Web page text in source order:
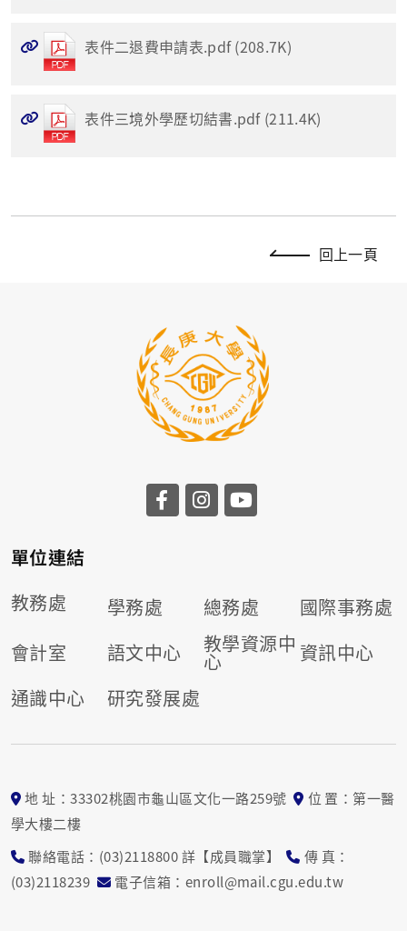
表件二退費申請表.pdf (208.7K)
表件三境外學歷切結書.pdf (211.4K)
回上一頁
前往長庚大學facebook
前往長庚大學
單位連結
教務處
學務處 總務處
國際事務處
會計室
語文中心 教學資源中
心
資訊中心
通識中心
研究發展處
地 址：33302桃園市龜山區文化一路259號
位 置：第一醫
學大樓二樓
聯絡電話：(03)2118800 詳【成員職掌】
傳 真：
(03)2118239
電子信箱：enroll@mail.cgu.edu.tw